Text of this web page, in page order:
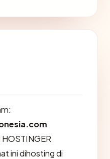
ini dihosting di